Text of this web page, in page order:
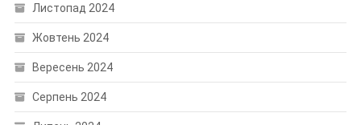
Листопад 2024
Жовтень 2024
Вересень 2024
Серпень 2024